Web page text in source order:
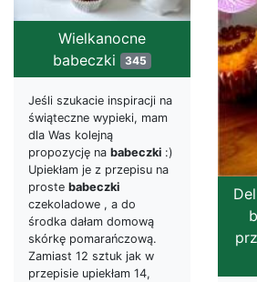
Wielkanocne
babeczki 345
Jeśli szukacie inspiracji na
świąteczne wypieki, mam
dla Was kolejną
propozycję na babeczki :)
Upiekłam je z przepisu na
proste babeczki
czekoladowe , a do
środka dałam domową
skórkę pomarańczową.
Zamiast 12 sztuk jak w
przepisie upiekłam 14,